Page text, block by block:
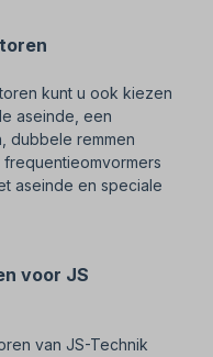
kunt u ook kiezen
aseinde, een
dubbele remmen
aseinde en speciale
voor JS
van JS-Technik